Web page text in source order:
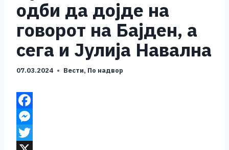
одби да дојде на
говорот на Бајден, а
сега и Јулија Навална
07.03.2024 Вести, По надвор
F
aM